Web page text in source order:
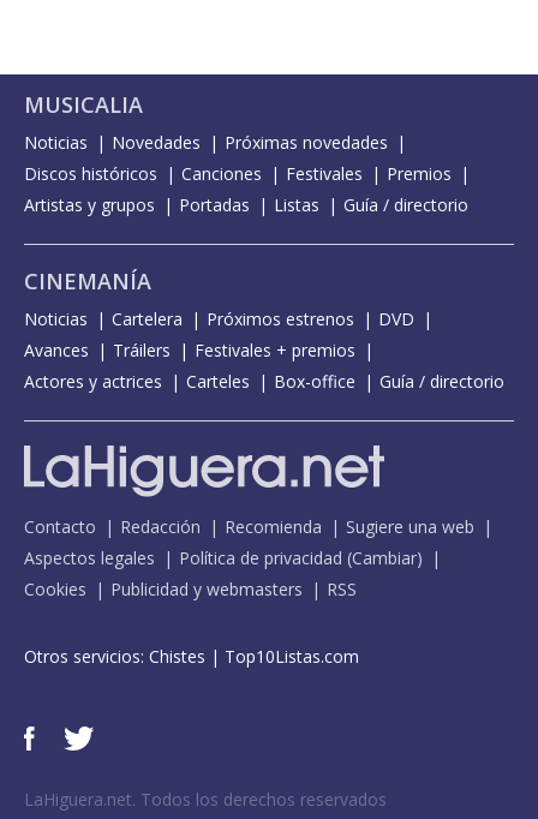
MUSICALIA
Noticias Novedades
Próximas novedades
Discos históricos
Canciones Festivales
Premios
Artistas y grupos
Portadas Listas Guía / directorio
CINEMANÍA
Noticias Cartelera Próximos estrenos
DVD
Avances
Tráilers
Festivales + premios
Actores y actrices
Carteles Box-office Guía / directorio
Contacto Redacción Recomienda
Sugiere una web
Aspectos legales
Política de privacidad (Cambiar)
Cookies
Publicidad y webmasters RSS
Otros servicios: Chistes | Top10Listas.com
LaHiguera.net. Todos los derechos reservados